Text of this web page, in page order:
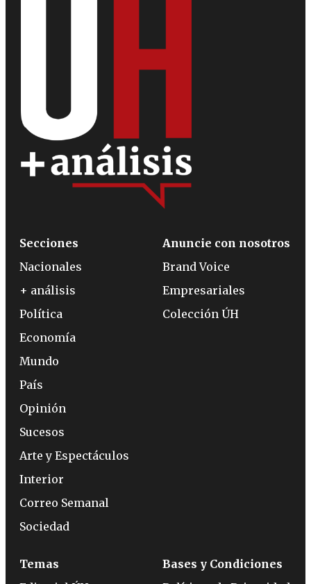
Secciones
Nacionales
+ análisis
Política
Economía
Mundo
País
Opinión
Sucesos
Arte y Espectáculos
Interior
Correo Semanal
Sociedad
Anuncie con nosotros
Brand Voice
Empresariales
Colección ÚH
Temas
Bases y Condiciones